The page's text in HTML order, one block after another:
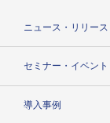
ニュース・リリース
セミナー・イベント
導入事例